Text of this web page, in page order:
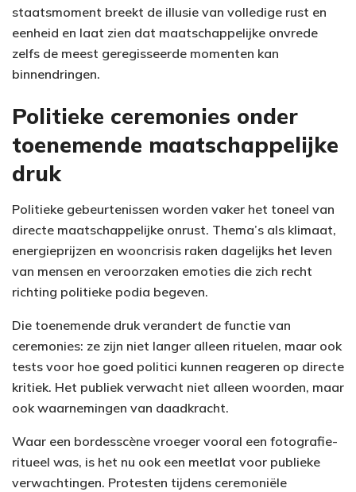
staatsmoment breekt de illusie van volledige rust en
eenheid en laat zien dat maatschappelijke onvrede
zelfs de meest geregisseerde momenten kan
binnendringen.
Politieke ceremonies onder
toenemende maatschappelijke
druk
Politieke gebeurtenissen worden vaker het toneel van
directe maatschappelijke onrust. Thema’s als klimaat,
energieprijzen en wooncrisis raken dagelijks het leven
van mensen en veroorzaken emoties die zich recht
richting politieke podia begeven.
Die toenemende druk verandert de functie van
ceremonies: ze zijn niet langer alleen rituelen, maar ook
tests voor hoe goed politici kunnen reageren op directe
kritiek. Het publiek verwacht niet alleen woorden, maar
ook waarnemingen van daadkracht.
Waar een bordesscène vroeger vooral een fotografie-
ritueel was, is het nu ook een meetlat voor publieke
verwachtingen. Protesten tijdens ceremoniële